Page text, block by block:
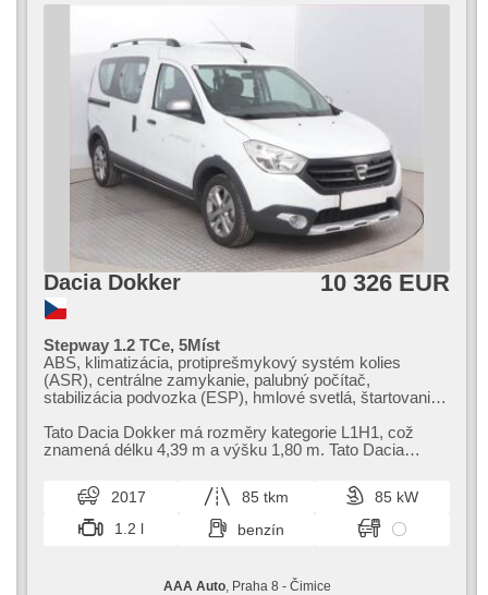
Dacia Dokker 10 326 EUR
Stepway 1.2 TCe, 5Míst
ABS, klimatizácia, protiprešmykový systém kolies
(ASR), centrálne zamykanie, palubný počítač,
stabilizácia podvozka (ESP), hmlové svetlá, štartovanie
asistent, posilňovač riadenia, el. okná, strešný nosič,
autorádio, manuálna prevodovka
Tato Dacia Dokker má rozměry kategorie L1H1,​ což
znamená délku 4,​39 m a výšku 1,​80 m. Tato Dacia
2017 85 tkm
85 kW
1.2 l
benzín
AAA Auto, Praha 8 - Čimice